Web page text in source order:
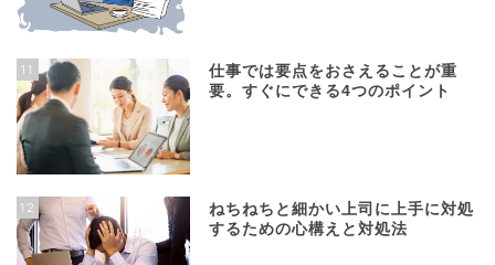
11
仕事では要点をおさえることが重
要。すぐにできる4つのポイント
12
ねちねちと細かい上司に上手に対処
するための心構えと対処法